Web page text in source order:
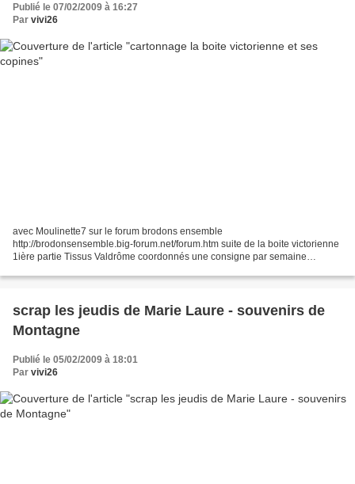
Publié le 07/02/2009 à 16:27
Par vivi26
avec Moulinette7 sur le forum brodons ensemble
http://brodonsensemble.big-forum.net/forum.htm suite de la boite victorienne
1ière partie Tissus Valdrôme coordonnés une consigne par semaine
scrap les jeudis de Marie Laure - souvenirs de
Montagne
Publié le 05/02/2009 à 18:01
Par vivi26